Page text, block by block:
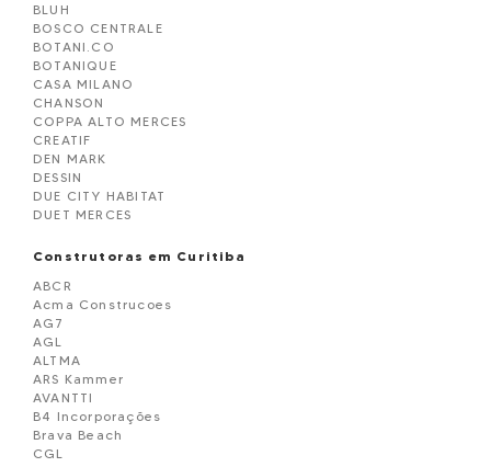
BLUH
BOSCO CENTRALE
BOTANI.CO
BOTANIQUE
CASA MILANO
CHANSON
COPPA ALTO MERCES
CREATIF
DEN MARK
DESSIN
DUE CITY HABITAT
DUET MERCES
ECOVILLE WINDOUWS
GUARÁ
HOPE CITY HABITAT
JARDIM
JEUNE
KEEP URBAN HABITAT
KLEE
LALIQUE RESIDENCE
LORD PREMIUM
L´ EXCELLENCE
MAISON - ALTO DA GLORIA
Construtoras em Curitiba
ABCR
Acma Construcoes
AG7
AGL
ALTMA
ARS Kammer
AVANTTI
B4 Incorporações
Brava Beach
CGL